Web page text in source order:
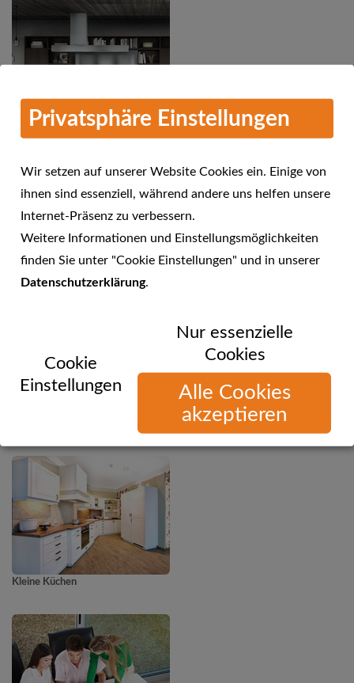
Dunstabzugshauben
Einbauküche
Kleine Küchen
Privatsphäre Einstellungen
Wir setzen auf unserer Website Cookies ein. Einige von
ihnen sind essenziell, während andere uns helfen unsere
Internet-Präsenz zu verbessern.
Weitere Informationen und Einstellungsmöglichkeiten
finden Sie unter "Cookie Einstellungen" und in unserer
Datenschutzerklärung.
Cookie
Einstellungen
Nur essenzielle
Cookies
Alle Cookies
akzeptieren